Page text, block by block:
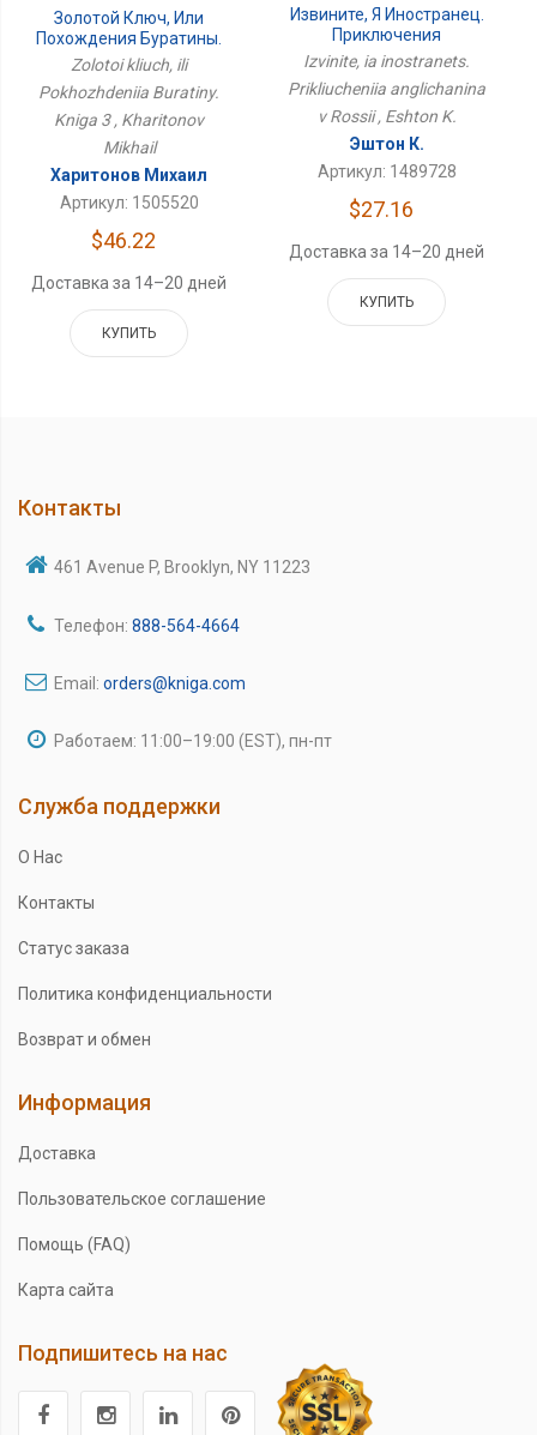
Золотой Ключ, Или
Похождения Буратины.
Книга 3
Zolotoi kliuch, ili
Pokhozhdeniia Buratiny.
Kniga 3 , Kharitonov
Mikhail
Харитонов Михаил
Артикул: 1505520
$46.22
Доставка за 14–20 дней
КУПИТЬ
Извините, Я Иностранец.
Приключения
Англичанина В России
Izvinite, ia inostranets.
Prikliucheniia anglichanina
v Rossii , Eshton K.
Эштон К.
Артикул: 1489728
$27.16
Доставка за 14–20 дней
КУПИТЬ
Контакты
461 Avenue P, Brooklyn, NY 11223
Телефон: 888-564-4664
Email: orders@kniga.com
Работаем: 11:00–19:00 (EST), пн-пт
Служба поддержки
О Нас
Контакты
Статус заказа
Политика конфиденциальности
Возврат и обмен
Информация
Доставка
Пользовательское соглашение
Помощь (FAQ)
Карта сайта
Подпишитесь на нас